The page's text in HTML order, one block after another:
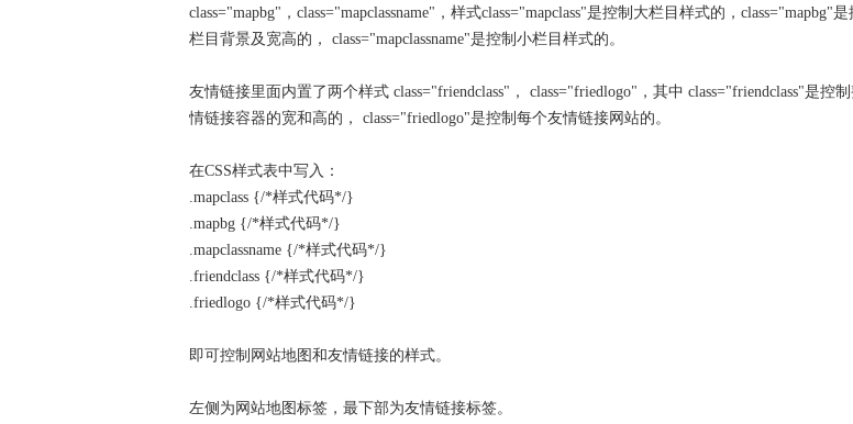
class="mapbg"，class="mapclassname"，样式class="mapclass"是控制大栏目样式的，class="mapbg"
栏目背景及宽高的， class="mapclassname"是控制小栏目样式的。
友情链接里面内置了两个样式 class="friendclass"， class="friedlogo"，其中 class="friendclass"是控
情链接容器的宽和高的， class="friedlogo"是控制每个友情链接网站的。
在CSS样式表中写入：
.mapclass {/*样式代码*/}
.mapbg {/*样式代码*/}
.mapclassname {/*样式代码*/}
.friendclass {/*样式代码*/}
.friedlogo {/*样式代码*/}
即可控制网站地图和友情链接的样式。
左侧为网站地图标签，最下部为友情链接标签。